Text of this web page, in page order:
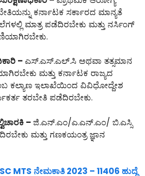
ಕರ್ನಾಟಕ ಸರ್ಕಾರದ ಮಾನ್ಯತೆ
ಮಾತ್ರ ಪಡೆದಿರಬೇಕು ಮತ್ತು ನರ್ಸಿಂಗ್
– ಎಸ್.ಎಸ್.ಎಲ್.ಸಿ ಅಥವಾ ತತ್ಸಮಾನ
ಮತ್ತು ಕರ್ನಾಟಕ ರಾಜ್ಯದ
ಕಲ್ಯಾಣ ಇಲಾಖೆಯಿಂದ ವಿವಿಧೋದ್ದೇಶ
ತರಬೇತಿ ಪಡೆದಿರಬೇಕು.
– ಜಿ.ಎನ್.ಎಂ/ಎ.ಎನ್.ಎಂ/ ಬಿ.ಎಸ್ಸಿ
ಮತ್ತು ಗಣಕಯಂತ್ರ ಜ್ಞಾನ
MTS ನೇಮಕಾತಿ 2023 – 11406 ಹುದ್ದೆ